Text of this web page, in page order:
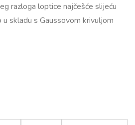
razloga loptice najčešće slijeću
skladu s Gaussovom krivuljom